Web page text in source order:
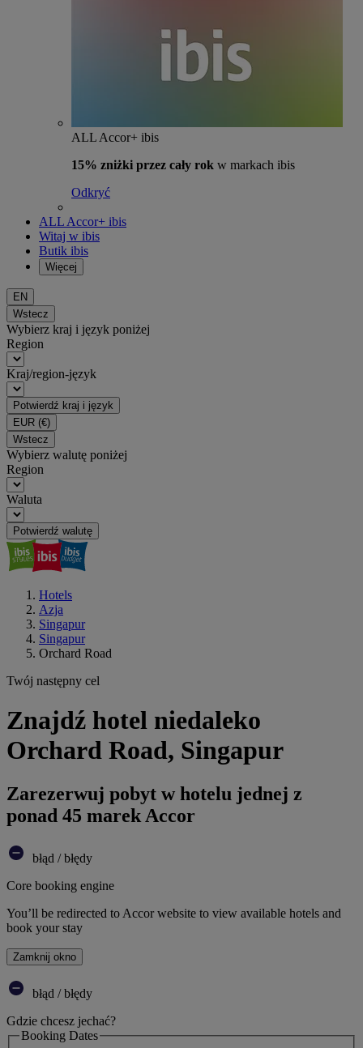
ALL Accor+ ibis
15% zniżki przez cały rok w markach ibis
Odkryć
ALL Accor+ ibis
Witaj w ibis
Butik ibis
Więcej
EN
Wstecz
Wybierz kraj i język poniżej
Region
Kraj/region-język
Potwierdź kraj i język
EUR (€)
Wstecz
Wybierz walutę poniżej
Region
Waluta
Potwierdź walutę
Hotels
Azja
Singapur
Singapur
Orchard Road
Twój następny cel
Znajdź hotel niedaleko
Orchard Road, Singapur
Zarezerwuj pobyt w hotelu jednej z
ponad 45 marek Accor
błąd / błędy
Core booking engine
You’ll be redirected to Accor website to view available hotels and
book your stay
Zamknij okno
błąd / błędy
Gdzie chcesz jechać?
Booking Dates